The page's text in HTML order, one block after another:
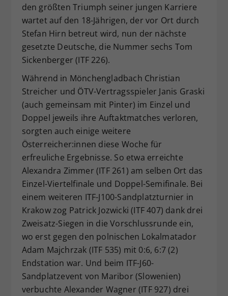
den größten Triumph seiner jungen Karriere
wartet auf den 18-Jährigen, der vor Ort durch
Stefan Hirn betreut wird, nun der nächste
gesetzte Deutsche, die Nummer sechs Tom
Sickenberger (ITF 226).
Während in Mönchengladbach Christian
Streicher und ÖTV-Vertragsspieler Janis Graski
(auch gemeinsam mit Pinter) im Einzel und
Doppel jeweils ihre Auftaktmatches verloren,
sorgten auch einige weitere
Österreicher:innen diese Woche für
erfreuliche Ergebnisse. So etwa erreichte
Alexandra Zimmer (ITF 261) am selben Ort das
Einzel-Viertelfinale und Doppel-Semifinale. Bei
einem weiteren ITF-J100-Sandplatzturnier in
Krakow zog Patrick Jozwicki (ITF 407) dank drei
Zweisatz-Siegen in die Vorschlussrunde ein,
wo erst gegen den polnischen Lokalmatador
Adam Majchrzak (ITF 535) mit 0:6, 6:7 (2)
Endstation war. Und beim ITF-J60-
Sandplatzevent von Maribor (Slowenien)
verbuchte Alexander Wagner (ITF 927) drei